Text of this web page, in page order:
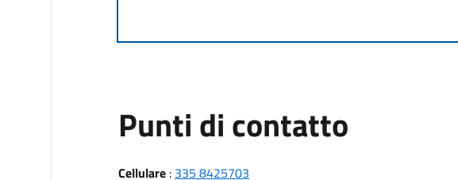
Punti di contatto
Cellulare: 335 8425703